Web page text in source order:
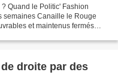
Quand le Politic' Fashion
semaines Canaille le Rouge
et maintenus fermés
droite par des